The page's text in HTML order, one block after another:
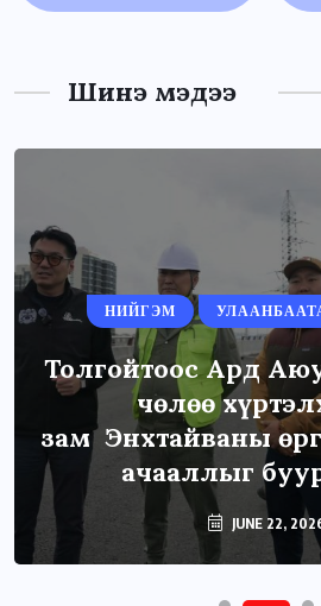
Шинэ мэдээ
НИЙГЭМ
Толгойтоос Ард
чөлөө
зам Энхтайваны
ачааллыг
JUNE 22,